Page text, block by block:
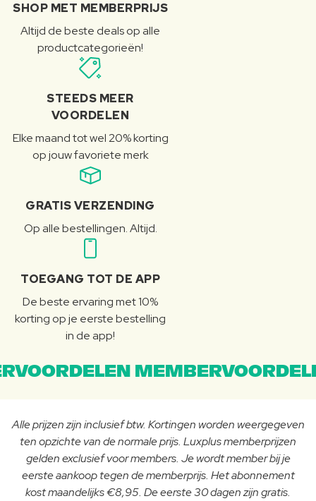
SHOP MET MEMBERPRIJS
Altijd de beste deals op alle
productcategorieën!
STEEDS MEER
VOORDELEN
Elke maand tot wel 20% korting
op jouw favoriete merk
GRATIS VERZENDING
Op alle bestellingen. Altijd.
TOEGANG TOT DE APP
De beste ervaring met 10%
korting op je eerste bestelling
in de app!
Alle prijzen zijn inclusief btw. Kortingen worden weergegeven
ten opzichte van de normale prijs. Luxplus memberprijzen
gelden exclusief voor members. Je wordt member bij je
eerste aankoop tegen de memberprijs. Het abonnement
kost maandelijks €8,95. De eerste 30 dagen zijn gratis.